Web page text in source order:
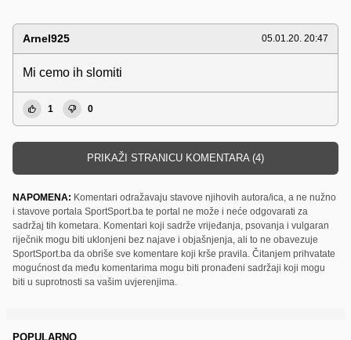
Arnel925 05.01.20. 20:47
Mi cemo ih slomiti
1 0
PRIKAŽI STRANICU KOMENTARA (4)
NAPOMENA: Komentari odražavaju stavove njihovih autora/ica, a ne nužno
i stavove portala SportSport.ba te portal ne može i neće odgovarati za
sadržaj tih kometara. Komentari koji sadrže vrijeđanja, psovanja i vulgaran
riječnik mogu biti uklonjeni bez najave i objašnjenja, ali to ne obavezuje
SportSport.ba da obriše sve komentare koji krše pravila. Čitanjem prihvatate
mogućnost da među komentarima mogu biti pronađeni sadržaji koji mogu
biti u suprotnosti sa vašim uvjerenjima.
POPULARNO